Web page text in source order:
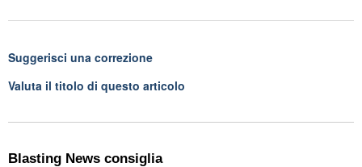
Suggerisci una correzione
Valuta il titolo di questo articolo
Blasting News consiglia